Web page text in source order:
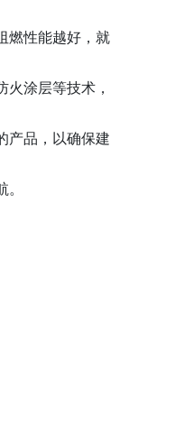
燃性能越好，就
涂层等技术，
产品，以确保建